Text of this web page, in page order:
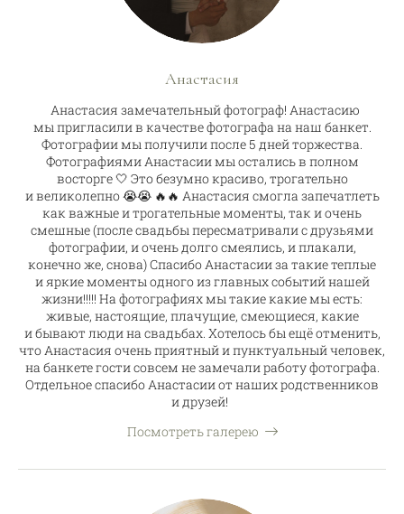
Анастасия
Анастасия замечательный фотограф! Анастасию
мы пригласили в качестве фотографа на наш банкет.
Фотографии мы получили после 5 дней торжества.
Фотографиями Анастасии мы остались в полном
восторге 🤍 Это безумно красиво, трогательно
и великолепно 😭😭 🔥🔥 Анастасия смогла запечатлеть
как важные и трогательные моменты, так и очень
смешные (после свадьбы пересматривали с друзьями
фотографии, и очень долго смеялись, и плакали,
конечно же, снова) Спасибо Анастасии за такие теплые
и яркие моменты одного из главных событий нашей
жизни!!!!! На фотографиях мы такие какие мы есть:
живые, настоящие, плачущие, смеющиеся, какие
и бывают люди на свадьбах. Хотелось бы ещё отменить,
что Анастасия очень приятный и пунктуальный человек,
на банкете гости совсем не замечали работу фотографа.
Отдельное спасибо Анастасии от наших родственников
и друзей!
Посмотреть галерею